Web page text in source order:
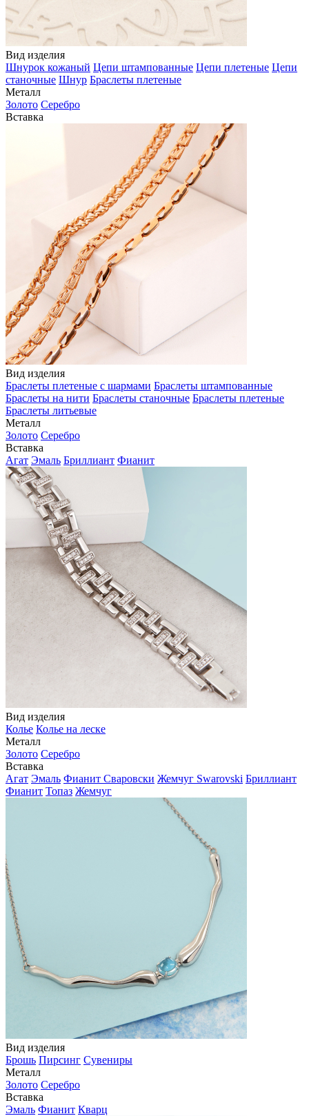
Вид изделия
Шнурок кожаный Цепи штампованные Цепи плетеные Цепи
станочные Шнур Браслеты плетеные
Металл
Золото Серебро
Вставка
Вид изделия
Браслеты плетеные с шармами Браслеты штампованные
Браслеты на нити Браслеты станочные Браслеты плетеные
Браслеты литьевые
Металл
Золото Серебро
Вставка
Агат Эмаль Бриллиант Фианит
Вид изделия
Колье Колье на леске
Металл
Золото Серебро
Вставка
Агат Эмаль Фианит Сваровски Жемчуг Swarovski Бриллиант
Фианит Топаз Жемчуг
Вид изделия
Брошь Пирсинг Сувениры
Металл
Золото Серебро
Вставка
Эмаль Фианит Кварц